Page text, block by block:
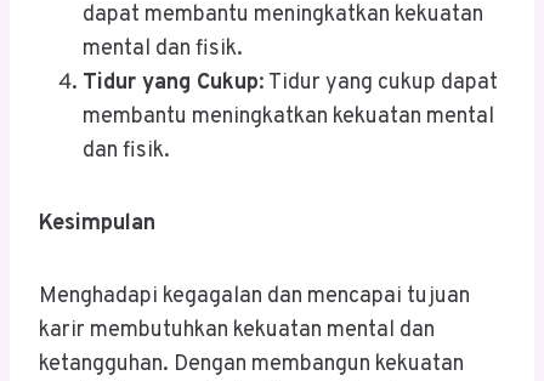
dapat membantu meningkatkan kekuatan
mental dan fisik.
Tidur yang Cukup: Tidur yang cukup dapat
membantu meningkatkan kekuatan mental
dan fisik.
Kesimpulan
Menghadapi kegagalan dan mencapai tujuan
karir membutuhkan kekuatan mental dan
ketangguhan. Dengan membangun kekuatan